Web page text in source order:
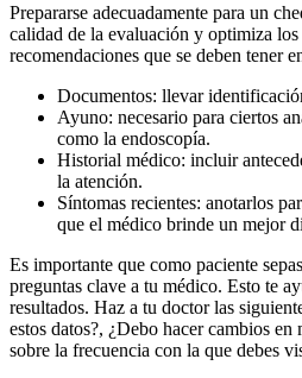
Prepararse adecuadamente para un
calidad de la evaluación y optimiza los
recomendaciones que se deben tener
Documentos: llevar
Ayuno: necesario para ciertos
como la endoscopía.
Historial médico: incluir
la atención.
Síntomas recientes: anotarlos
que el médico brinde un mejor
Es importante que como paciente
preguntas clave a tu médico. Esto te
resultados. Haz a tu doctor las
estos datos?, ¿Debo hacer cambios
sobre la frecuencia con la que debes